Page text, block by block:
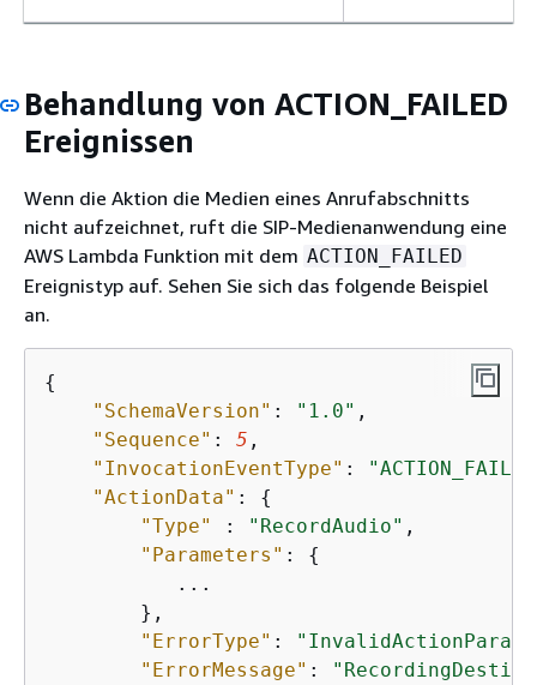
Behandlung von ACTION_FAILED
Ereignissen
Wenn die Aktion die Medien eines Anrufabschnitts
nicht aufzeichnet, ruft die SIP-Medienanwendung eine
AWS Lambda Funktion mit dem ACTION_FAILED
Ereignistyp auf. Sehen Sie sich das folgende Beispiel
an.
{
"SchemaVersion" : "1.0" ,
"Sequence" : 5 ,
"InvocationEventType" :
"ActionData" : {
"Type"
: "RecordAudio" ,
"Parameters" : {
           ...
        },
"ErrorType" :
"ErrorMessage" :